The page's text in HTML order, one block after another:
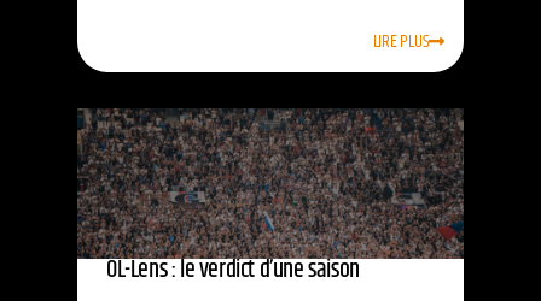
LIRE PLUS
OL-Lens : le verdict d’une saison